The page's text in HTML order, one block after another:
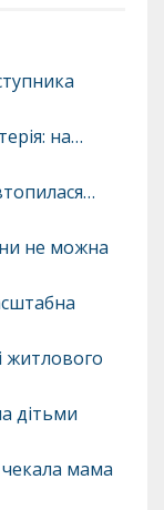
на…
не можна
житлового
дітьми
чекала мама